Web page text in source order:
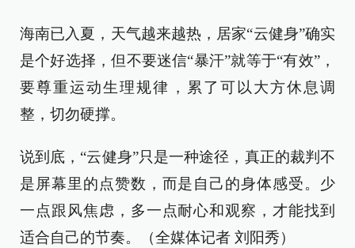
海南已入夏，天气越来越热，居家“云健身”确实
是个好选择，但不要迷信“暴汗”就等于“有效”，
要尊重运动生理规律，累了可以大方休息调
整，切勿硬撑。
说到底，“云健身”只是一种途径，真正的裁判不
是屏幕里的点赞数，而是自己的身体感受。少
一点跟风焦虑，多一点耐心和观察，才能找到
适合自己的节奏。（全媒体记者 刘阳秀）